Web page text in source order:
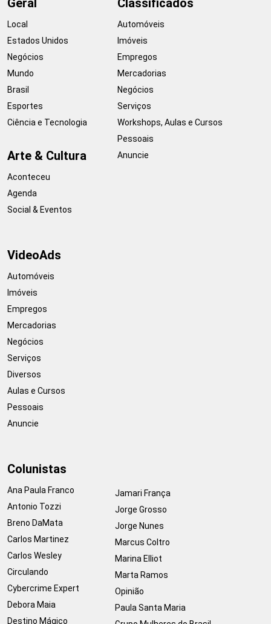
Geral
Local
Estados Unidos
Negócios
Mundo
Brasil
Esportes
Ciência e Tecnologia
Arte & Cultura
Aconteceu
Agenda
Social & Eventos
Classificados
Automóveis
Imóveis
Empregos
Mercadorias
Negócios
Serviços
Workshops, Aulas e Cursos
Pessoais
Anuncie
VideoAds
Automóveis
Imóveis
Empregos
Mercadorias
Negócios
Serviços
Diversos
Aulas e Cursos
Pessoais
Anuncie
Colunistas
Ana Paula Franco
Antonio Tozzi
Breno DaMata
Carlos Martinez
Carlos Wesley
Circulando
Cybercrime Expert
Debora Maia
Destino Mágico
Jamari França
Jorge Grosso
Jorge Nunes
Marcus Coltro
Marina Elliot
Marta Ramos
Opinião
Paula Santa Maria